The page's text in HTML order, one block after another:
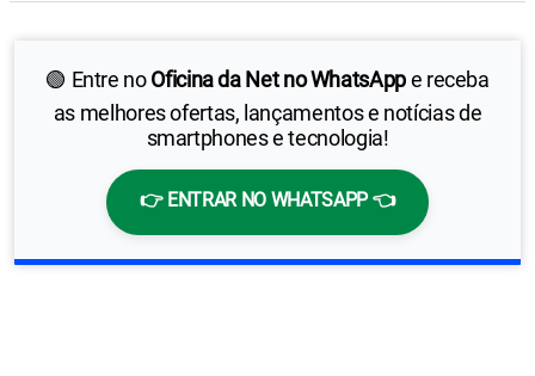
🟢 Entre noOficina da Net no WhatsAppe receba
as melhores ofertas, lançamentos e notícias de
smartphones e tecnologia!
👉 ENTRAR NO WHATSAPP 👈